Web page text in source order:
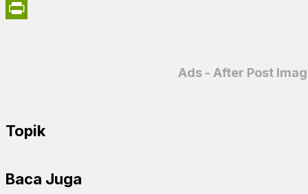
X
Ads - After Post
Topik
Baca Juga